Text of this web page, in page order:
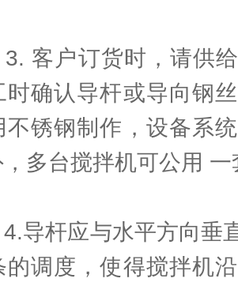
户订货时，请供给
时确认导杆或导向钢
不锈钢制作，设备系
多台搅拌机可公用
杆应与水平方向垂
的调度，使得搅拌机